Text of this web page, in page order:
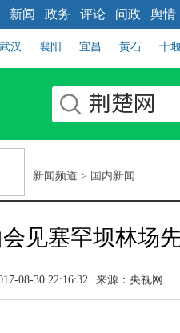
新闻 政务 评论 问政 舆情
武汉 襄阳 宜昌 黄石 十
新闻频道 > 国内新闻
见塞罕坝林场
08-30 22:16:32 来源：央视网